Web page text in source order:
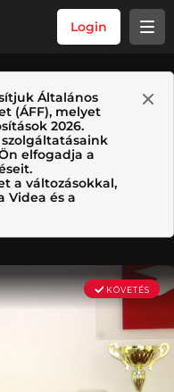
Login
Általános
(ÁFF), melyet
2026.
elfogadja a
a változásokkal,
Videa és a